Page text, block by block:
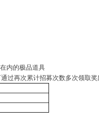
内的极品道具
过再次累计招募次数多次领取